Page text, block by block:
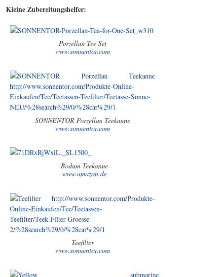
Kleine Zubereitungshelfer:
Porzellan Tee Set
www.sonnentor.com
SONNENTOR Porzellan Teekanne
www.sonnentor.com
Bodum Teekanne
www.amazon.de
Teefilter
www.sonnentor.com